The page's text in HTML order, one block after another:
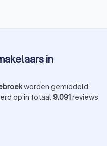
in
worden gemiddeld
op in totaal9.091reviews